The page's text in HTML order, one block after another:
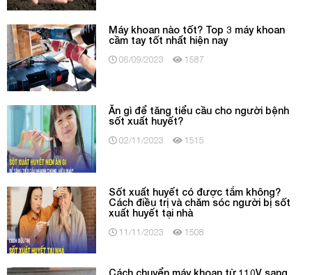
Máy khoan nào tốt? Top 3 máy khoan
cầm tay tốt nhất hiện nay
06/09/2023 1587
Ăn gì để tăng tiểu cầu cho người bệnh
sốt xuất huyết?
02/11/2023 1515
Sốt xuất huyết có được tắm không?
Cách điều trị và chăm sóc người bị sốt
xuất huyết tại nhà
11/11/2023 1508
Cách chuyển máy khoan từ 110V sang